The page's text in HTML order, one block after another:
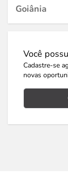
Goiânia
Você
Cadastre-se
novas